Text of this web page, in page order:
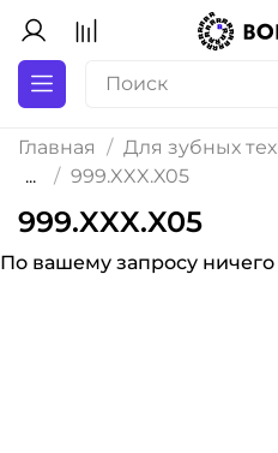
Главная
Для зубных
...
999.XXX.X05
999.XXX.X05
По вашему запросу